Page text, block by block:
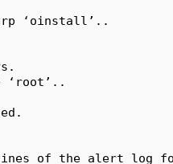
‘oinstall’..
‘root’..
of the alert log